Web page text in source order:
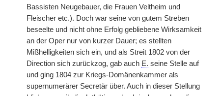
Bassisten Neugebauer, die Frauen Veltheim und
Fleischer etc.). Doch war seine von gutem Streben
beseelte und nicht ohne Erfolg gebliebene Wirksamkeit
an der Oper nur von kurzer Dauer; es stellten
Mißhelligkeiten sich ein, und als Streit 1802 von der
Direction sich zurückzog, gab auch E. seine Stelle auf
und ging 1804 zur Kriegs-Domänenkammer als
supernumerärer Secretär über. Auch in dieser Stellung